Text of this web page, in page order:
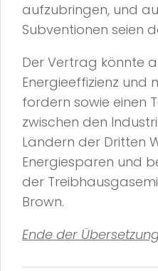
aufzubringen, und
Subventionen seien
Der Vertrag könnte
Energieeffizienz und
fordern sowie einen
zwischen den
Ländern der Dritten
Energiesparen und
der
Brown.
Ende der